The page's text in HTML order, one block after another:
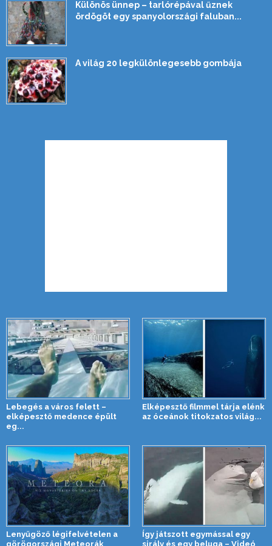
Különös ünnep – tarlórépával űznek
ördögöt egy spanyolországi faluban...
A világ 20 legkülönlegesebb gombája
Lebegés a város felett –
elképesztő medence épült
eg...
Elképesztő filmmel tárja elénk
az óceánok titokzatos világ...
Lenyűgöző légifelvételen a
görögországi Meteorák
Így játszott egymással egy
sirály és egy beluga – Videó